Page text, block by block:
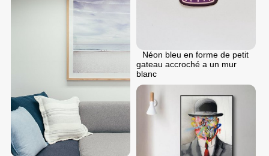
Néon bleu en forme de petit
gateau accroché a un mur
blanc